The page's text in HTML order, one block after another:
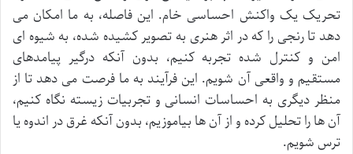
تحریک یک واکنش احساسی خام. این فاصله، به ما امکان می
دهد تا رنجی را که در اثر هنری به تصویر کشیده شده، به شیوه ای
امن و کنترل شده تجربه کنیم، بدون آنکه درگیر پیامدهای
مستقیم و واقعی آن شویم. این فرآیند به ما فرصت می دهد تا از
منظر دیگری به احساسات انسانی و تجربیات زیسته نگاه کنیم،
آن ها را تحلیل کرده و از آن ها بیاموزیم، بدون آنکه غرق در اندوه یا
ترس شویم.